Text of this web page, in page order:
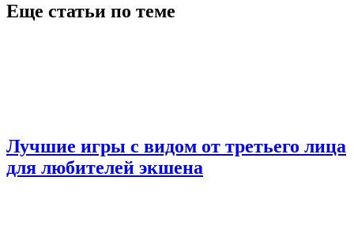
Еще статьи по теме
Лучшие игры с видом от третьего лица
для любителей экшена